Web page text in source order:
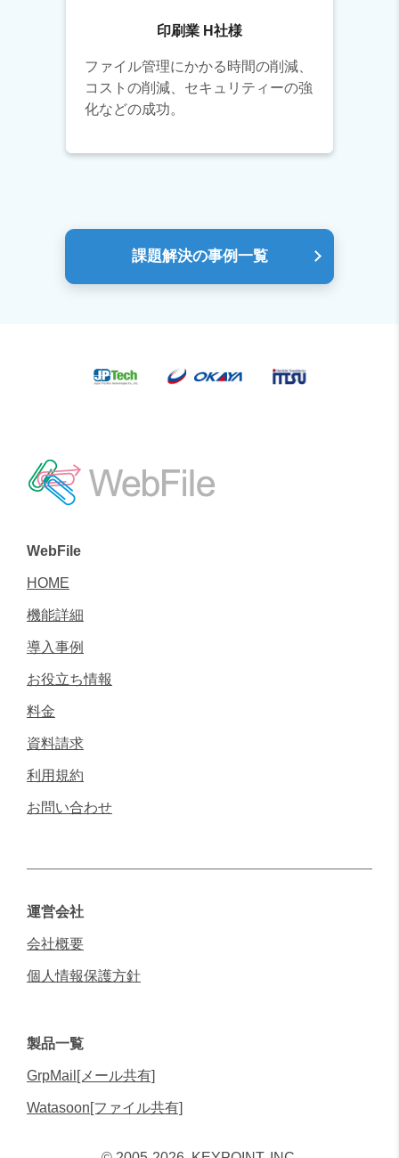
印刷業 H社様
ファイル管理にかかる時間の削減、
コストの削減、セキュリティーの強
化などの成功。
課題解決の事例一覧
WebFile
HOME
機能詳細
導入事例
お役立ち情報
料金
資料請求
利用規約
お問い合わせ
運営会社
会社概要
個人情報保護方針
製品一覧
GrpMail[メール共有]
Watasoon[ファイル共有]